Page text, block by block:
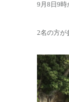
9月8日9時
2名の方が